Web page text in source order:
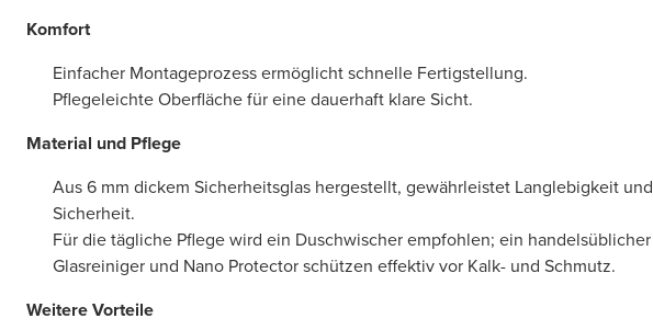
Komfort
Einfacher Montageprozess ermöglicht schnelle Fertigstellung.
Pflegeleichte Oberfläche für eine dauerhaft klare Sicht.
Material und Pflege
Aus 6 mm dickem Sicherheitsglas hergestellt, gewährleistet Langlebigkeit und
Sicherheit.
Für die tägliche Pflege wird ein Duschwischer empfohlen; ein handelsüblicher
Glasreiniger und Nano Protector schützen effektiv vor Kalk- und Schmutz.
Weitere Vorteile